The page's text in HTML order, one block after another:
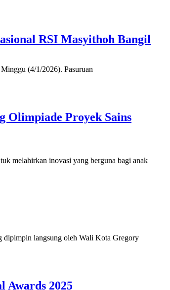
RSI Masyithoh Bangil
(4/1/2026). Pasuruan
Olimpiade Proyek Sains
melahirkan inovasi yang berguna bagi anak
dipimpin langsung oleh Wali Kota Gregory
Awards 2025